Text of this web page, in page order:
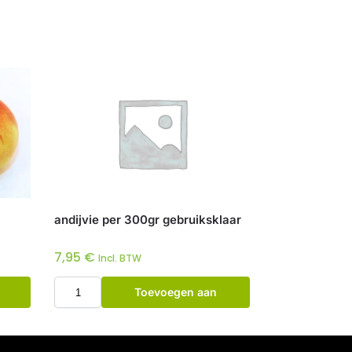
andijvie per 300gr gebruiksklaar
7,95 € Incl. BTW
Toevoegen aan